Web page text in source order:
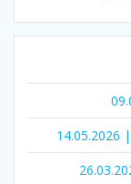
14.05.2026